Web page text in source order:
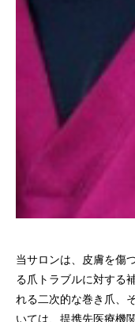
当サロンは、皮膚を傷
る爪トラブルに対する
れる二次的な巻き爪、
いては、提携先医療機